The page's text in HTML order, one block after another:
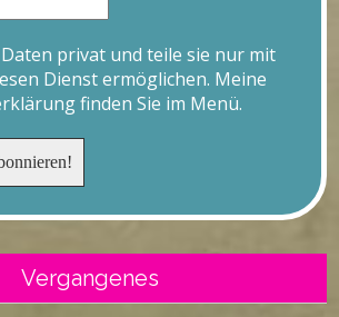
privat und teile sie nur mit
Dienst ermöglichen. Meine
finden Sie im Menü.
Vergangenes